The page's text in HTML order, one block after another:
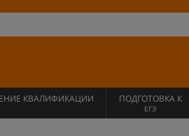
КВАЛИФИКАЦИИ ПОДГОТОВКА К
ЕГЭ